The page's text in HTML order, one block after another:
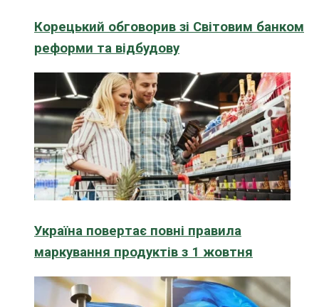
Корецький обговорив зі Світовим банком
реформи та відбудову
Україна повертає повні правила
маркування продуктів з 1 жовтня